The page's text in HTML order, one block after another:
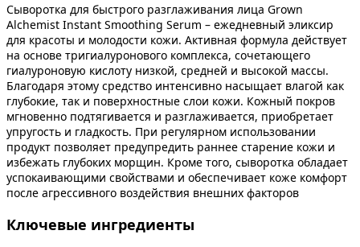
Сыворотка для быстрого разглаживания лица Grown
Alchemist Instant Smoothing Serum – ежедневный эликсир
для красоты и молодости кожи. Активная формула действует
на основе тригиалуронового комплекса, сочетающего
гиалуроновую кислоту низкой, средней и высокой массы.
Благодаря этому средство интенсивно насыщает влагой как
глубокие, так и поверхностные слои кожи. Кожный покров
мгновенно подтягивается и разглаживается, приобретает
упругость и гладкость. При регулярном использовании
продукт позволяет предупредить раннее старение кожи и
избежать глубоких морщин. Кроме того, сыворотка обладает
успокаивающими свойствами и обеспечивает коже комфорт
после агрессивного воздействия внешних факторов
Ключевые ингредиенты